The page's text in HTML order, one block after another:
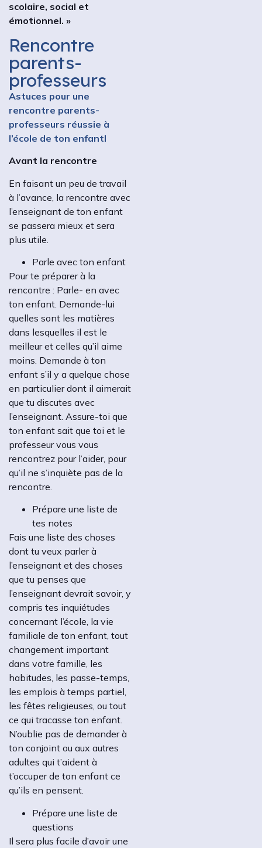
scolaire, social et
émotionnel. »
Rencontre
parents-
professeurs
Astuces pour une
rencontre parents-
professeurs réussie à
l’école de ton enfantl
Avant la rencontre
En faisant un peu de travail
à l’avance, la rencontre avec
l’enseignant de ton enfant
se passera mieux et sera
plus utile.
Parle avec ton enfant
Pour te préparer à la
rencontre : Parle- en avec
ton enfant. Demande-lui
quelles sont les matières
dans lesquelles il est le
meilleur et celles qu’il aime
moins. Demande à ton
enfant s’il y a quelque chose
en particulier dont il aimerait
que tu discutes avec
l’enseignant. Assure-toi que
ton enfant sait que toi et le
professeur vous vous
rencontrez pour l’aider, pour
qu’il ne s’inquiète pas de la
rencontre.
Prépare une liste de
tes notes
Fais une liste des choses
dont tu veux parler à
l’enseignant et des choses
que tu penses que
l’enseignant devrait savoir, y
compris tes inquiétudes
concernant l’école, la vie
familiale de ton enfant, tout
changement important
dans votre famille, les
habitudes, les passe-temps,
les emplois à temps partiel,
les fêtes religieuses, ou tout
ce qui tracasse ton enfant.
N’oublie pas de demander à
ton conjoint ou aux autres
adultes qui t’aident à
t’occuper de ton enfant ce
qu’ils en pensent.
Prépare une liste de
questions
Il sera plus facile d’avoir une